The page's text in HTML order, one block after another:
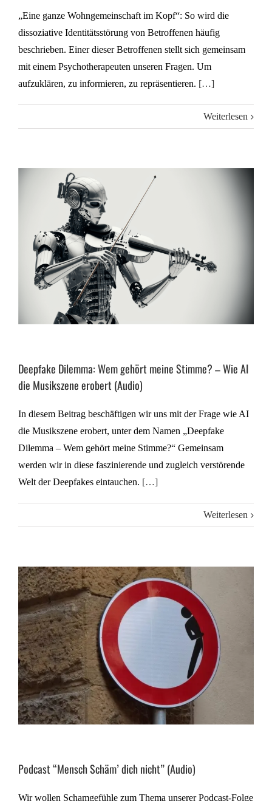
„Eine ganze Wohngemeinschaft im Kopf“: So wird die
dissoziative Identitätsstörung von Betroffenen häufig
beschrieben. Einer dieser Betroffenen stellt sich gemeinsam
mit einem Psychotherapeuten unseren Fragen. Um
aufzuklären, zu informieren, zu repräsentieren. […]
Weiterlesen
Deepfake Dilemma: Wem gehört meine Stimme? – Wie AI
die Musikszene erobert (Audio)
In diesem Beitrag beschäftigen wir uns mit der Frage wie AI
die Musikszene erobert, unter dem Namen „Deepfake
Dilemma – Wem gehört meine Stimme?“ Gemeinsam
werden wir in diese faszinierende und zugleich verstörende
Welt der Deepfakes eintauchen. […]
Weiterlesen
Podcast “Mensch Schäm’ dich nicht” (Audio)
Wir wollen Schamgefühle zum Thema unserer Podcast-Folge